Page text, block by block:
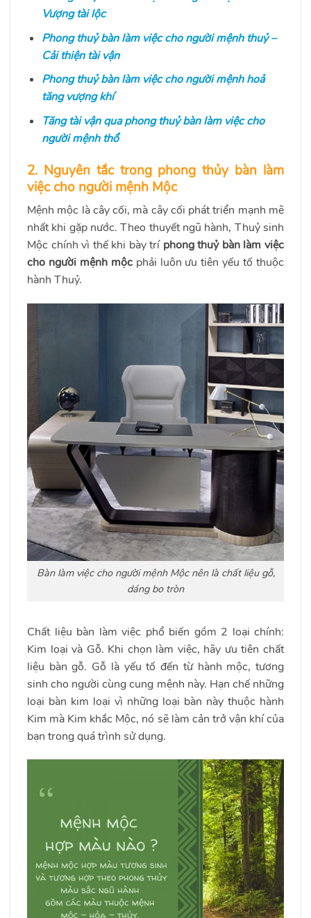
Vượng tài lộc
Phong thuỷ bàn làm việc cho người mệnh thuỷ –
Cải thiện tài vận
Phong thuỷ bàn làm việc cho người mệnh hoả
tăng vượng khí
Tăng tài vận qua phong thuỷ bàn làm việc cho
người mệnh thổ
2. Nguyên tắc trong phong thủy bàn làm
việc cho người mệnh Mộc
Mệnh mộc là cây cối, mà cây cối phát triển mạnh mẽ
nhất khi gặp nước. Theo thuyết ngũ hành, Thuỷ sinh
Mộc chính vì thế khi bày trí phong thuỷ bàn làm việc
cho người mệnh mộc phải luôn ưu tiên yếu tố thuộc
hành Thuỷ.
Bàn làm việc cho người mệnh Mộc nên là chất liệu gỗ,
dáng bo tròn
Chất liệu bàn làm việc phổ biến gồm 2 loại chính:
Kim loại và Gỗ. Khi chọn làm việc, hãy ưu tiên chất
liệu bàn gỗ. Gỗ là yếu tố đến từ hành mộc, tương
sinh cho người cùng cung mệnh này. Hạn chế những
loại bàn kim loại vì những loại bàn này thuộc hành
Kim mà Kim khắc Mộc, nó sẽ làm cản trở vận khí của
bạn trong quá trình sử dụng.